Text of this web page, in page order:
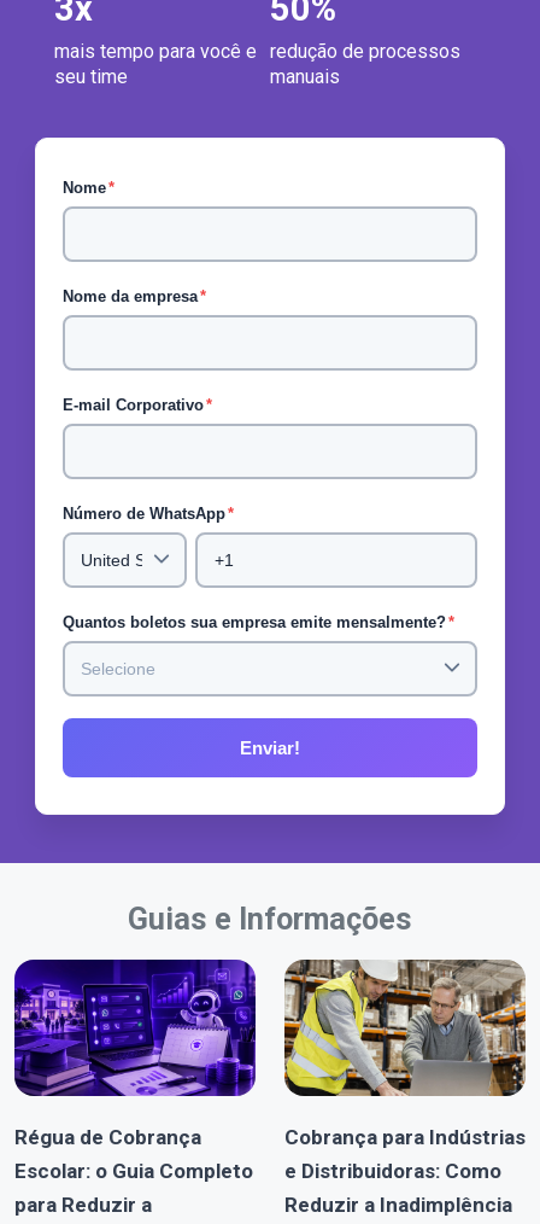
3x
mais tempo para você e
seu time
50%
redução de processos
manuais
Nome*
Nome da empresa*
E-mail Corporativo*
Número de WhatsApp*
Quantos boletos sua empresa emite mensalmente?*
Guias e Informações
Régua de Cobrança
Escolar: o Guia Completo
para Reduzir a
Cobrança para Indústrias
e Distribuidoras: Como
Reduzir a Inadimplência